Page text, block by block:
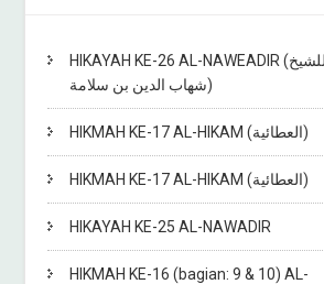
HIKAYAH KE-26 AL-NAWEADIR (للشيخ
شهاب الدين بن سلامة)
HIKMAH KE-17 AL-HIKAM (العطائية)
HIKMAH KE-17 AL-HIKAM (العطائية)
HIKAYAH KE-25 AL-NAWADIR
HIKMAH KE-16 (bagian: 9 & 10) AL-